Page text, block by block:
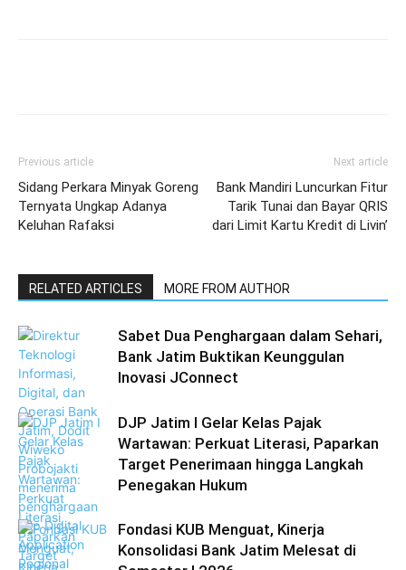
Previous article
Sidang Perkara Minyak Goreng
Ternyata Ungkap Adanya
Keluhan Rafaksi
Next article
Bank Mandiri Luncurkan Fitur
Tarik Tunai dan Bayar QRIS
dari Limit Kartu Kredit di Livin’
RELATED ARTICLES MORE FROM AUTHOR
Sabet Dua Penghargaan dalam Sehari,
Bank Jatim Buktikan Keunggulan
Inovasi JConnect
DJP Jatim I Gelar Kelas Pajak
Wartawan: Perkuat Literasi, Paparkan
Target Penerimaan hingga Langkah
Penegakan Hukum
Fondasi KUB Menguat, Kinerja
Konsolidasi Bank Jatim Melesat di